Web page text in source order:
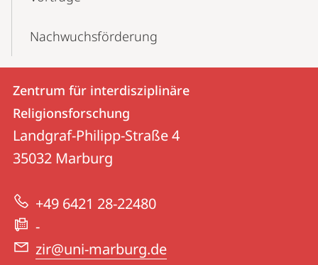
Nachwuchs­förderung
Kontakt
und
Informationen
zur
Website
Kontaktinformationen
Zentrum
für
interdisziplinäre
Religionsforschung
Zentrum für interdisziplinäre
Religionsforschung
Landgraf-Philipp-Straße 4
35032 Marburg
+49 6421 28-22480
-
zir@uni-marburg.de